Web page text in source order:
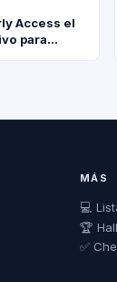
Access el
para
MÁS
💻
🏆
✅